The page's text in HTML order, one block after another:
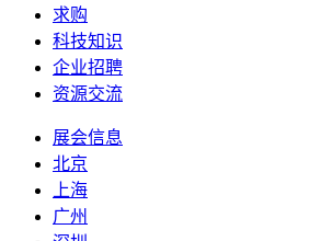
求购
科技知识
企业招聘
资源交流
展会信息
北京
上海
广州